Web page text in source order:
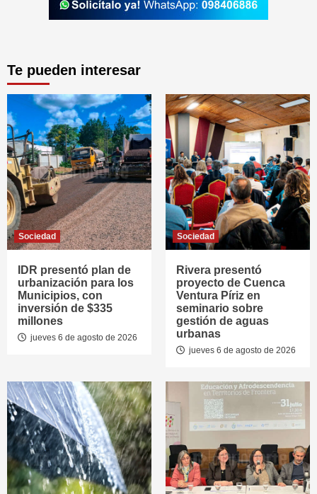
Te pueden interesar
Sociedad
IDR presentó plan de
urbanización para los
Municipios, con
inversión de $335
millones
jueves 6 de agosto de 2026
Sociedad
Rivera presentó
proyecto de Cuenca
Ventura Píriz en
seminario sobre
gestión de aguas
urbanas
jueves 6 de agosto de 2026